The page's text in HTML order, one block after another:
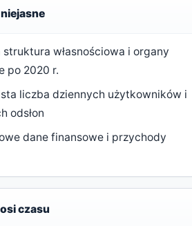
struktura własnościowa i organy
po 2020 r.
liczba dziennych użytkowników i
odsłon
dane finansowe i przychody
czasu